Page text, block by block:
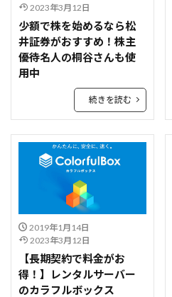
2023年3月12日
少額で株を始めるなら松
井証券がおすすめ！株主
優待名人の桐谷さんも使
用中
続きを読む
2019年1月14日
2023年3月12日
【長期契約で料金がお
得！】レンタルサーバー
のカラフルボックス